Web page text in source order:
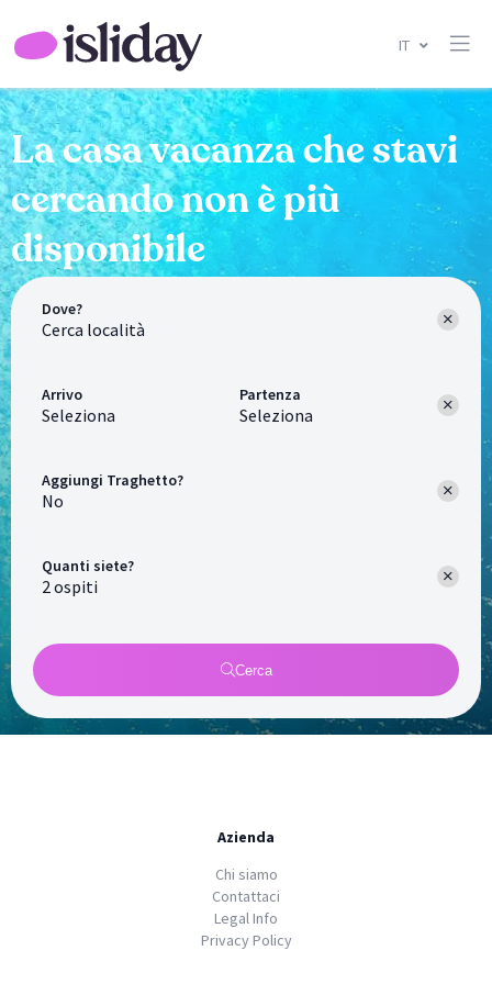
IT
La casa vacanza che stavi
cercando non è più
disponibile
Dove?
Arrivo
Seleziona
Partenza
Seleziona
Quanti siete?
Aggiungi Traghetto?
No
Cerca
Azienda
Chi siamo
Contattaci
Legal Info
Privacy Policy